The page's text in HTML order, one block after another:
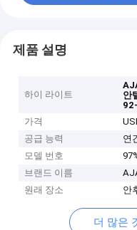
제품 설명
하이 라이트
안
가격
공급 능력
연
모델 번호
브랜드 이름
원래 장소
안
더 많은